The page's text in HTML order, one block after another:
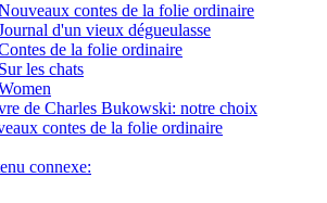
contes de la folie ordinaire
d'un vieux dégueulasse
de la folie ordinaire
les chats
de Charles Bukowski: notre choix
contes de la folie ordinaire
connexe: